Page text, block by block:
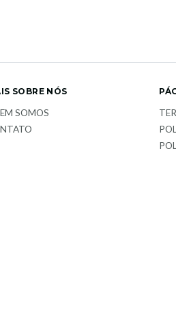
SOBRE NÓS
SOMOS